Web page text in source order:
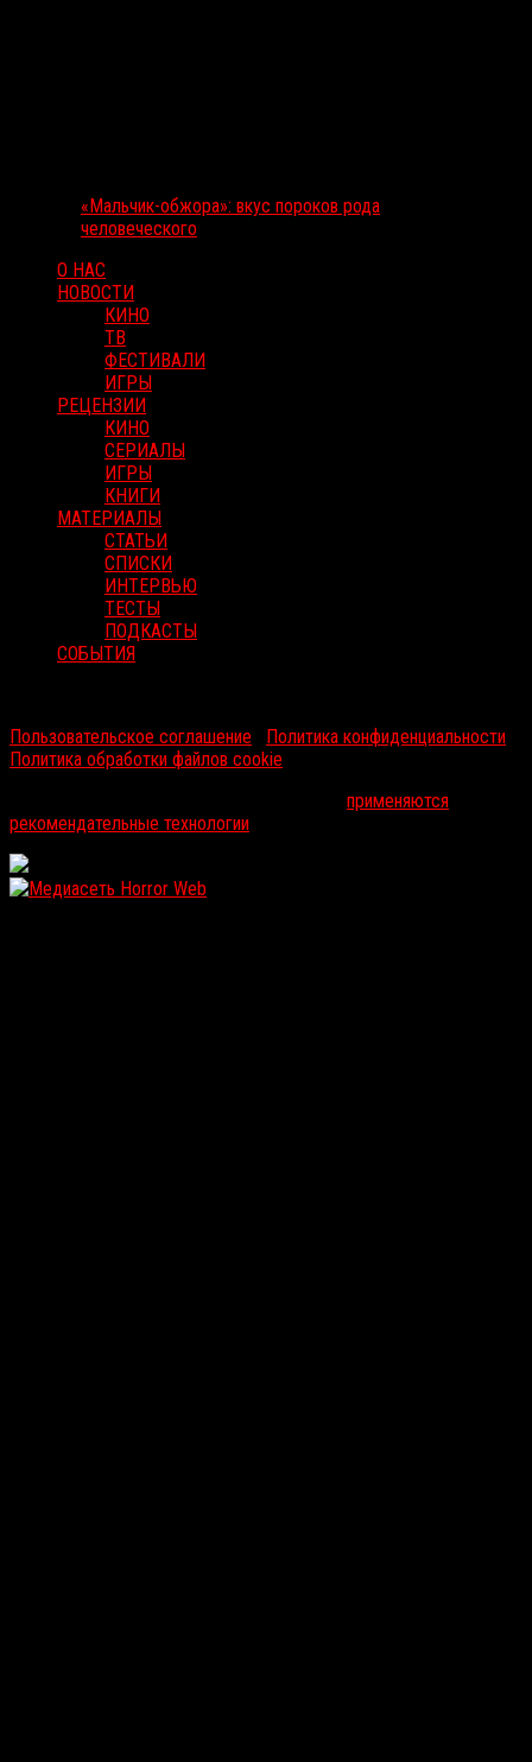
«Мальчик-обжора»: вкус пороков рода
человеческого
О НАС
НОВОСТИ
КИНО
ТВ
ФЕСТИВАЛИ
ИГРЫ
РЕЦЕНЗИИ
КИНО
СЕРИАЛЫ
ИГРЫ
КНИГИ
МАТЕРИАЛЫ
СТАТЬИ
СПИСКИ
ИНТЕРВЬЮ
ТЕСТЫ
ПОДКАСТЫ
СОБЫТИЯ
Пользовательское соглашение
Политика конфиденциальности
Политика обработки файлов cookie
применяются
рекомендательные технологии